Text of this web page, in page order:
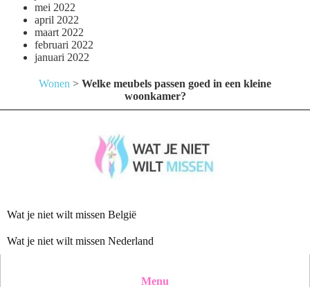
mei 2022
april 2022
maart 2022
februari 2022
januari 2022
Wonen > Welke meubels passen goed in een kleine
woonkamer?
Wat je niet wilt missen België
Wat je niet wilt missen Nederland
Menu